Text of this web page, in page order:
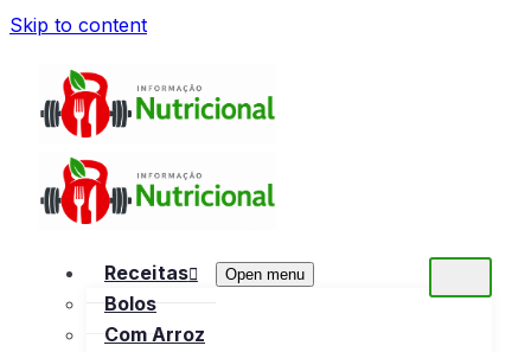
Skip to content
Receitas Open menu
Bolos
Com Arroz